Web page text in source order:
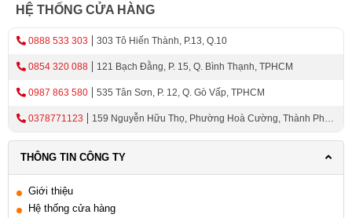
HỆ THỐNG CỬA HÀNG
0888 533 303 303 Tô Hiến Thành, P.13, Q.10
0854 320 088 121 Bạch Đằng, P. 15, Q. Bình Thạnh, TPHCM
0987 863 580 535 Tân Sơn, P. 12, Q. Gò Vấp, TPHCM
0378771123
159 Nguyễn Hữu Thọ, Phường Hoà Cường, Thành Phố
THÔNG TIN CÔNG TY
Giới thiệu
Hệ thống cửa hàng